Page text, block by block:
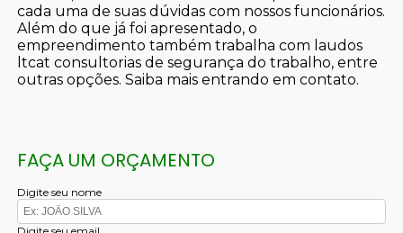
cada uma de suas dúvidas com nossos funcionários.
Além do que já foi apresentado, o
empreendimento também trabalha com laudos
ltcat consultorias de segurança do trabalho, entre
outras opções. Saiba mais entrando em contato.
FAÇA UM ORÇAMENTO
Digite seu nome